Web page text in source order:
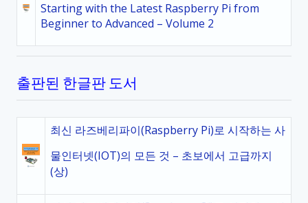
Starting with the Latest Raspberry Pi from
Beginner to Advanced – Volume 2
출판된 한글판 도서
최신 라즈베리파이(Raspberry Pi)로 시작하는 사
물인터넷(IOT)의 모든 것 – 초보에서 고급까지
(상)